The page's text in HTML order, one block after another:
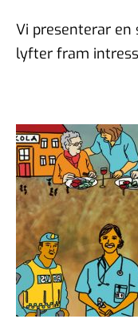
Vi presenterar en
lyfter fram